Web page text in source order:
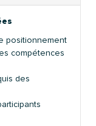
positionnement
compétences
des